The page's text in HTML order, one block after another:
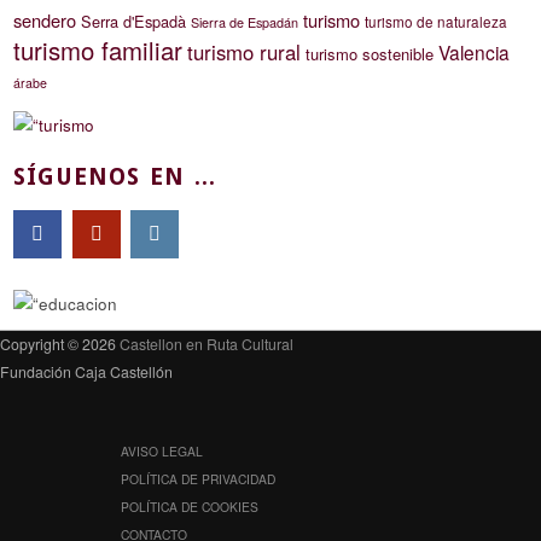
sendero Serra d'Espadà Sierra de Espadán turismo turismo de naturaleza
turismo familiarturismo rural turismo sostenible Valencia
árabe
SÍGUENOS EN ...
Copyright © 2026Castellon en Ruta Cultural
Fundación Caja Castellón
AVISO LEGAL
POLÍTICA DE PRIVACIDAD
POLÍTICA DE COOKIES
CONTACTO